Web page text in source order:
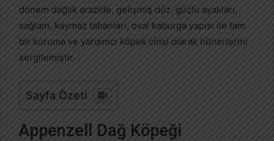
e
k
dönem dağlık arazide, gelişmiş düz, güçlü ayakları,
sağlam, kaymaz tabanları, oval kaburga yapısı ile tam
bir koruma ve yardımcı köpek cinsi olarak hünerlerini
sergilemiştir.
Sayfa Özeti
Appenzell Dağ Köpeği